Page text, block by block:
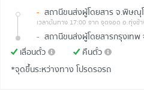
- สถานีขนส่งผู้โดยสาร จ.พิษณุ
เวลาต้นทาง 17:00 จาก จุดจอด อ.ทุ่งช้
- สถานีขนส่งผู้โดยสารกรุงเท
เลื่อนตั๋ว
คืนตั๋ว
*จุดขึ้นระหว่างทาง โปรดรอรถ